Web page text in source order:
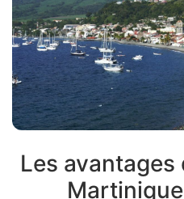
Les